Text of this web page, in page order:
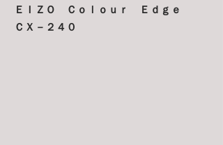
ＥＩＺＯ Ｃｏｌｏｕｒ Ｅｄｇｅ
ＣＸ－２４０